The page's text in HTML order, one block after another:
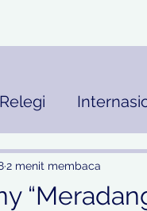
Relegi
Ekbis
2 menit membaca